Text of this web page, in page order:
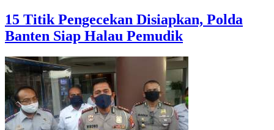
15 Titik Pengecekan Disiapkan, Polda
Banten Siap Halau Pemudik